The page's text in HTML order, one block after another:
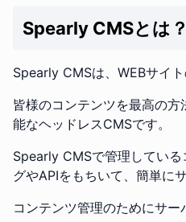
Spearly CMSとは？
Spearly CMSは、WEBサイト
皆様のコンテンツを最高の
能なヘッドレスCMSです。
Spearly CMSで管理してい
グやAPIをもちいて、簡単に
コンテンツ管理のためにサー